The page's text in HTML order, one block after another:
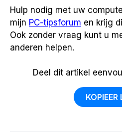
Hulp nodig met uw
mijn PC-tipsforum en krijg
Ook zonder vraag kunt u
anderen helpen.
Deel dit artikel
KOPIEER